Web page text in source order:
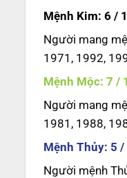
Mệnh Kim: 6 /
Người mang
1971, 1992,
Mệnh Mộc: 7 /
Người mang
1981, 1988,
Mệnh Thủy: 5
Người mệnh